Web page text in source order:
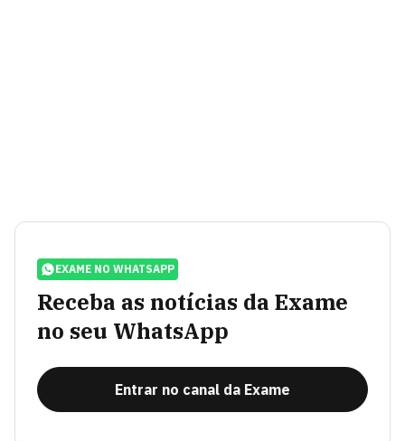
EXAME NO WHATSAPP
Receba as notícias da Exame
no seu WhatsApp
Entrar no canal da Exame